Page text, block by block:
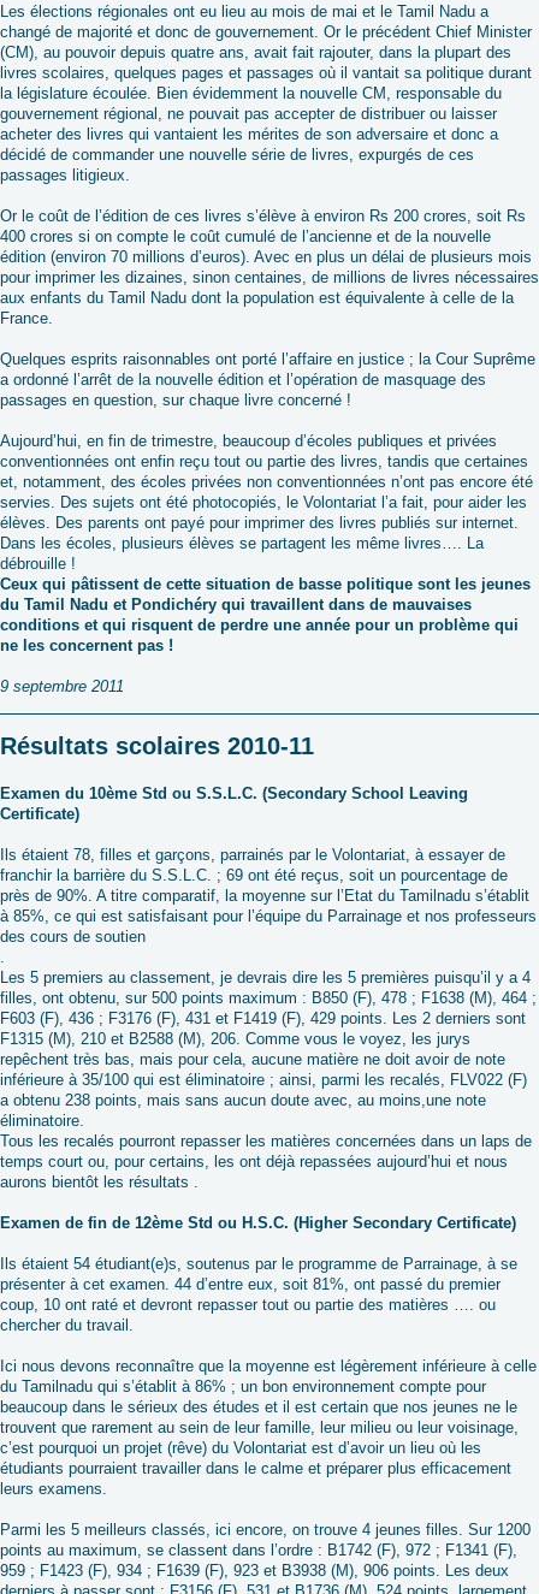
Les élections régionales ont eu lieu au mois de mai et le Tamil Nadu a
changé de majorité et donc de gouvernement. Or le précédent Chief Minister
(CM), au pouvoir depuis quatre ans, avait fait rajouter, dans la plupart des
livres scolaires, quelques pages et passages où il vantait sa politique durant
la législature écoulée. Bien évidemment la nouvelle CM, responsable du
gouvernement régional, ne pouvait pas accepter de distribuer ou laisser
acheter des livres qui vantaient les mérites de son adversaire et donc a
décidé de commander une nouvelle série de livres, expurgés de ces
passages litigieux.
Or le coût de l’édition de ces livres s’élève à environ Rs 200 crores, soit Rs
400 crores si on compte le coût cumulé de l’ancienne et de la nouvelle
édition (environ 70 millions d’euros). Avec en plus un délai de plusieurs mois
pour imprimer les dizaines, sinon centaines, de millions de livres nécessaires
aux enfants du Tamil Nadu dont la population est équivalente à celle de la
France.
Quelques esprits raisonnables ont porté l’affaire en justice ; la Cour Suprême
a ordonné l’arrêt de la nouvelle édition et l’opération de masquage des
passages en question, sur chaque livre concerné !
Aujourd’hui, en fin de trimestre, beaucoup d’écoles publiques et privées
conventionnées ont enfin reçu tout ou partie des livres, tandis que certaines
et, notamment, des écoles privées non conventionnées n’ont pas encore été
servies. Des sujets ont été photocopiés, le Volontariat l’a fait, pour aider les
élèves. Des parents ont payé pour imprimer des livres publiés sur internet.
Dans les écoles, plusieurs élèves se partagent les même livres…. La
débrouille !
Ceux qui pâtissent de cette situation de basse politique sont les jeunes
du Tamil Nadu et Pondichéry qui travaillent dans de mauvaises
conditions et qui risquent de perdre une année pour un problème qui
ne les concernent pas !
9 septembre 2011
Résultats scolaires 2010-11
Examen du 10ème Std ou S.S.L.C. (Secondary School Leaving
Certificate)
Ils étaient 78, filles et garçons, parrainés par le Volontariat, à essayer de
franchir la barrière du S.S.L.C. ; 69 ont été reçus, soit un pourcentage de
près de 90%. A titre comparatif, la moyenne sur l’Etat du Tamilnadu s’établit
à 85%, ce qui est satisfaisant pour l’équipe du Parrainage et nos professeurs
des cours de soutien
Les 5 premiers au classement, je devrais dire les 5 premières puisqu’il y a 4
filles, ont obtenu, sur 500 points maximum : B850 (F), 478 ; F1638 (M), 464 ;
F603 (F), 436 ; F3176 (F), 431 et F1419 (F), 429 points. Les 2 derniers sont
F1315 (M), 210 et B2588 (M), 206. Comme vous le voyez, les jurys
repêchent très bas, mais pour cela, aucune matière ne doit avoir de note
inférieure à 35/100 qui est éliminatoire ; ainsi, parmi les recalés, FLV022 (F)
a obtenu 238 points, mais sans aucun doute avec, au moins,une note
éliminatoire.
Tous les recalés pourront repasser les matières concernées dans un laps de
temps court ou, pour certains, les ont déjà repassées aujourd’hui et nous
aurons bientôt les résultats .
Examen de fin de 12ème Std ou H.S.C. (Higher Secondary Certificate)
Ils étaient 54 étudiant(e)s, soutenus par le programme de Parrainage, à se
présenter à cet examen. 44 d’entre eux, soit 81%, ont passé du premier
coup, 10 ont raté et devront repasser tout ou partie des matières …. ou
chercher du travail.
Ici nous devons reconnaître que la moyenne est légèrement inférieure à celle
du Tamilnadu qui s’établit à 86% ; un bon environnement compte pour
beaucoup dans le sérieux des études et il est certain que nos jeunes ne le
trouvent que rarement au sein de leur famille, leur milieu ou leur voisinage,
c’est pourquoi un projet (rêve) du Volontariat est d’avoir un lieu où les
étudiants pourraient travailler dans le calme et préparer plus efficacement
leurs examens.
Parmi les 5 meilleurs classés, ici encore, on trouve 4 jeunes filles. Sur 1200
points au maximum, se classent dans l’ordre : B1742 (F), 972 ; F1341 (F),
959 ; F1423 (F), 934 ; F1639 (F), 923 et B3938 (M), 906 points. Les deux